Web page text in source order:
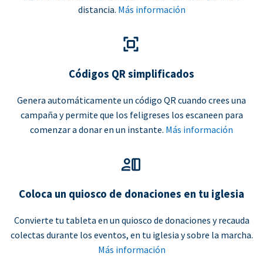
distancia. Más información
Códigos QR simplificados
Genera automáticamente un código QR cuando crees una
campaña y permite que los feligreses los escaneen para
comenzar a donar en un instante. Más información
Coloca un quiosco de donaciones en tu iglesia
Convierte tu tableta en un quiosco de donaciones y recauda
colectas durante los eventos, en tu iglesia y sobre la marcha.
Más información